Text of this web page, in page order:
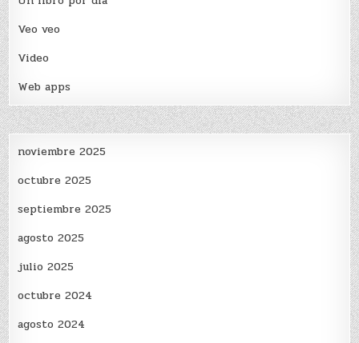
Veo veo
Video
Web apps
noviembre 2025
octubre 2025
septiembre 2025
agosto 2025
julio 2025
octubre 2024
agosto 2024